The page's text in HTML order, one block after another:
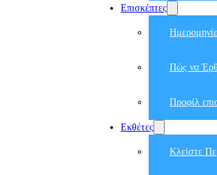
Επισκέπτες
Πώς να
Προφίλ
Εκθέτες
Κλείστε